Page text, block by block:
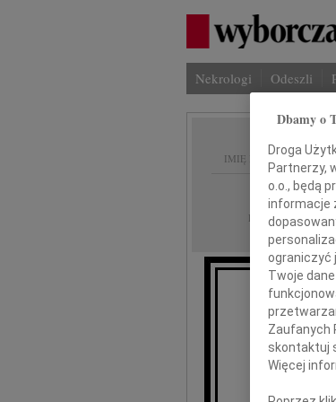
Nekrologi Odeszli
IMIĘ I NAZWISKO:
REGION:
DATA EMISJI:
Dbamy o
Droga
Partnerzy,
o.o., będą
informacje
ograniczyć
Twoje
Zaufanych
skontaktuj
Więcej